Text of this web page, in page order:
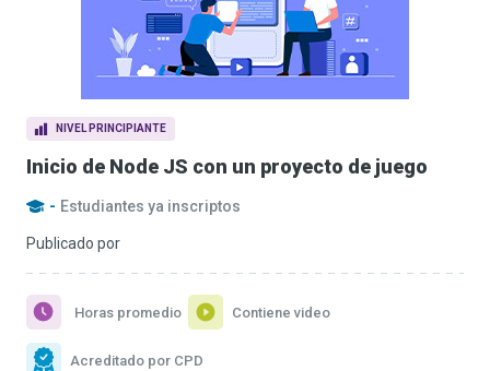
NIVEL PRINCIPIANTE
Inicio de Node JS con un proyecto de juego
- Estudiantes ya inscriptos
Publicado por
Horas promedio Contiene video
Acreditado por CPD